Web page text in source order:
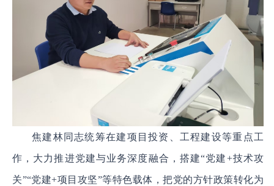
焦建林同志统筹在建项目投资、工程建设等重点工
作， 大力推进党建与业务深度融合，搭建“党建+技术攻
关”“党建+项目攻坚”等特色载体，把党的方针政策转化为